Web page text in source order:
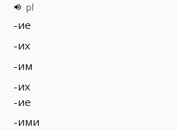
pl
-ие
-их
-им
-их
-ие
-ими